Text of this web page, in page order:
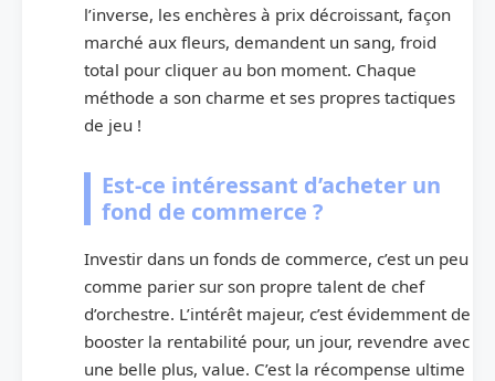
l’inverse, les enchères à prix décroissant, façon
marché aux fleurs, demandent un sang, froid
total pour cliquer au bon moment. Chaque
méthode a son charme et ses propres tactiques
de jeu !
Est-ce intéressant d’acheter un
fond de commerce ?
Investir dans un fonds de commerce, c’est un peu
comme parier sur son propre talent de chef
d’orchestre. L’intérêt majeur, c’est évidemment de
booster la rentabilité pour, un jour, revendre avec
une belle plus, value. C’est la récompense ultime